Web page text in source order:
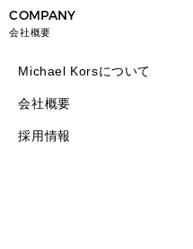
COMPANY
会社概要
Michael Korsについて
会社概要
採用情報